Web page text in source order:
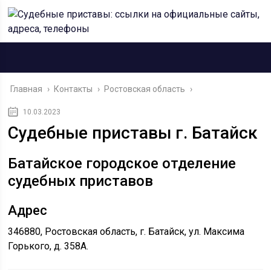
Главная › Контакты › Ростовская область ›
10.03.2023
Судебные приставы г. Батайск
Батайское городское отделение
судебных приставов
Адрес
346880, Ростовская область, г. Батайск, ул. Максима
Горького, д. 358А.